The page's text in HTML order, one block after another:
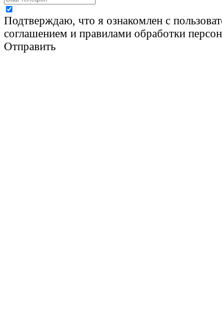
Подтверждаю, что я ознакомлен с
соглашением и правилами обработки
Отправить